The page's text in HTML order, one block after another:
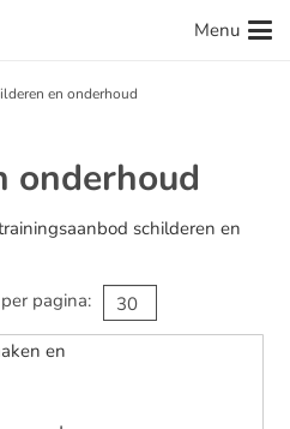
Menu
en onderhoud
onderhoud
schilderen en
pagina: